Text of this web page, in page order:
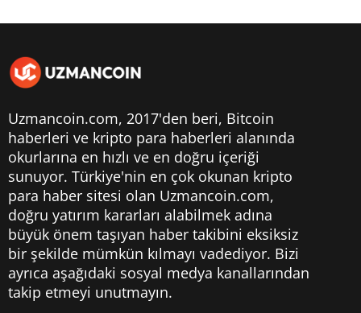
Uzmancoin.com, 2017'den beri, Bitcoin
haberleri ve kripto para haberleri alanında
okurlarına en hızlı ve en doğru içeriği
sunuyor. Türkiye'nin en çok okunan kripto
para haber sitesi olan Uzmancoin.com,
doğru yatırım kararları alabilmek adına
büyük önem taşıyan haber takibini eksiksiz
bir şekilde mümkün kılmayı vadediyor. Bizi
ayrıca aşağıdaki sosyal medya kanallarından
takip etmeyi unutmayın.